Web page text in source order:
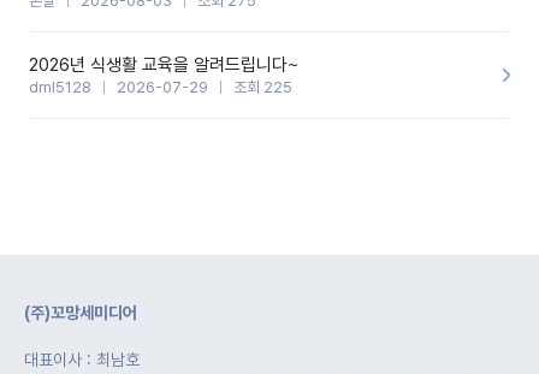
2026년 식생활 교육을 알려드립니다~
dml5128 2026-07-29 조회 225
(주)꼬망세미디어
대표이사 : 최남호